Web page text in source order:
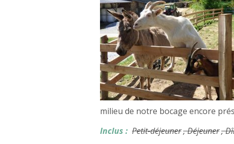
milieu de notre bocage encore
Inclus : Petit-déjeuner, Déjeuner,